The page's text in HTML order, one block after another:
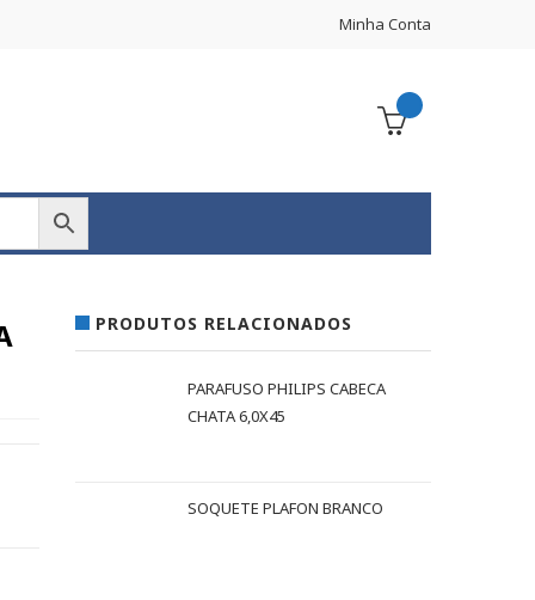
Minha Conta
PRODUTOS RELACIONADOS
PARAFUSO PHILIPS CABECA
CHATA 6,0X45
SOQUETE PLAFON BRANCO